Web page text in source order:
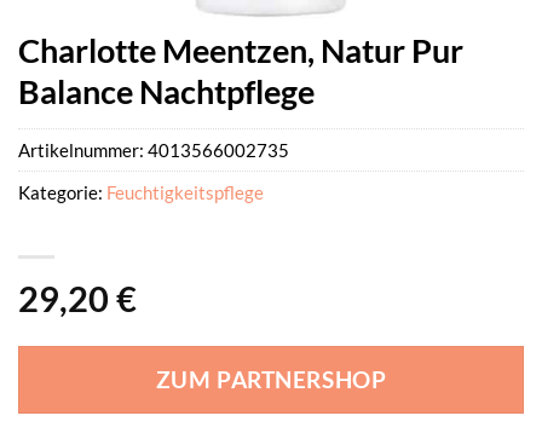
Charlotte Meentzen, Natur Pur
Balance Nachtpflege
29,20 €
ZUM PARTNERSHOP
Artikelnummer: 4013566002735
Kategorie: Feuchtigkeitspflege